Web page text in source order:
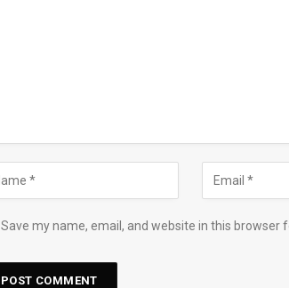
Save my name, email, and website in this browser